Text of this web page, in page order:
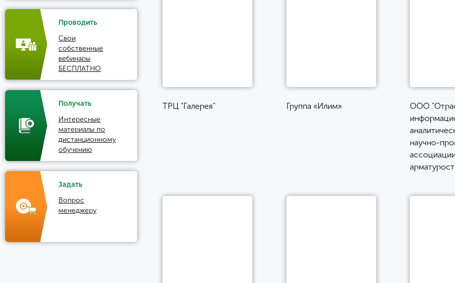
Проводить
Свои
собственные
вебинары
БЕСПЛАТНО
Получать
Интересные
материалы по
дистанционному
обучению
Задать
Вопрос
менеджеру
ТРЦ "Галерея" Группа «Илим»
ООО
научно-